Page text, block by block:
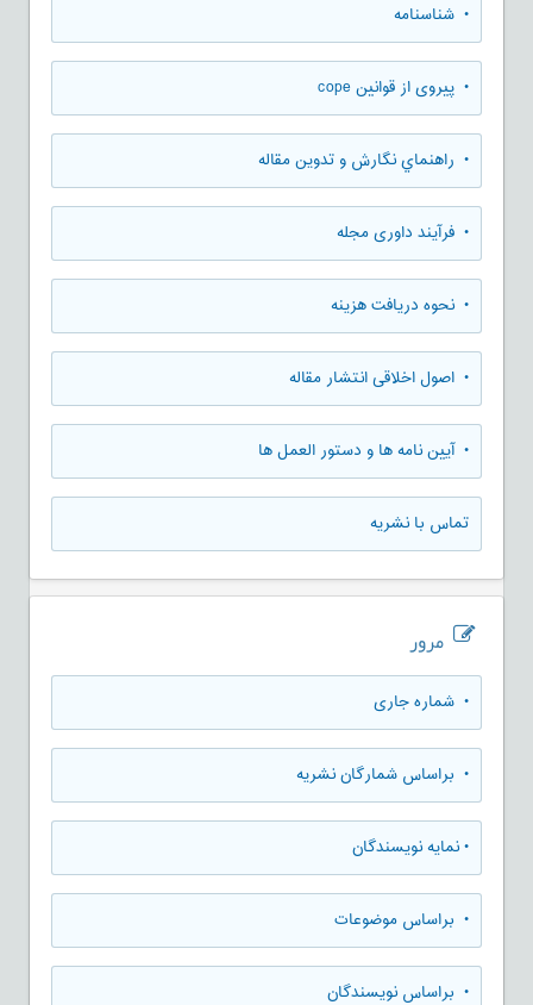
• شناسنامه
• پیروی از قوانین cope
• راهنماي نگارش و تدوين مقاله
• فرآیند داوری مجله
• نحوه دریافت هزینه
• اصول اخلاقی انتشار مقاله
• آیین نامه ها و دستور العمل ها
تماس با نشریه
مرور
• شماره جاری
• براساس شمارگان نشریه
•نمایه نویسندگان
• براساس موضوعات
• براساس نویسندگان